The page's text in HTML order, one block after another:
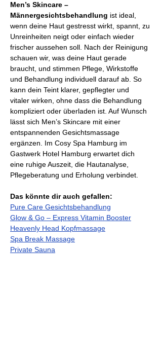
Men’s Skincare –
Männergesichtsbehandlung ist ideal,
wenn deine Haut gestresst wirkt, spannt, zu
Unreinheiten neigt oder einfach wieder
frischer aussehen soll. Nach der Reinigung
schauen wir, was deine Haut gerade
braucht, und stimmen Pflege, Wirkstoffe
und Behandlung individuell darauf ab. So
kann dein Teint klarer, gepflegter und
vitaler wirken, ohne dass die Behandlung
kompliziert oder überladen ist. Auf Wunsch
lässt sich Men’s Skincare mit einer
entspannenden Gesichtsmassage
ergänzen. Im Cosy Spa Hamburg im
Gastwerk Hotel Hamburg erwartet dich
eine ruhige Auszeit, die Hautanalyse,
Pflegeberatung und Erholung verbindet.
Das könnte dir auch gefallen:
Pure Care Gesichtsbehandlung
Glow & Go – Express Vitamin Booster
Heavenly Head Kopfmassage
Spa Break Massage
Private Sauna